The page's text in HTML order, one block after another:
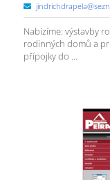
Nabízíme: výstavby
rodinných domů a
přípojky do ...